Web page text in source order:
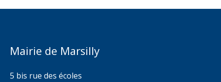
Mairie de Marsilly
5 bis rue des écoles